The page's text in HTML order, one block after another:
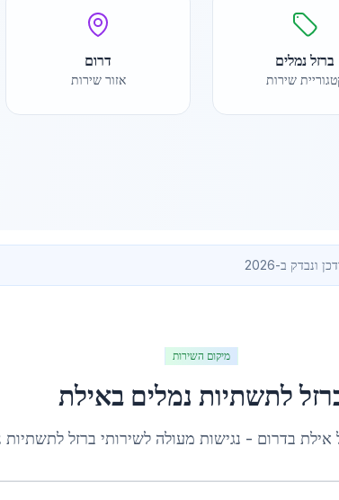
ברזל נמלים
שירות
דרום
אזור שירות
ונבדק ב-2026
מיקום השירות
לתשתיות נמלים באילת
אילת בדרום - נגישות מעולה לשירותי ברזל לתשתיות